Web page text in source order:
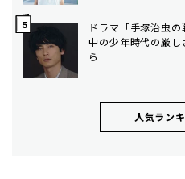
ドラマ「手塚治虫
中の少年時代の厳
ら
人気ラン